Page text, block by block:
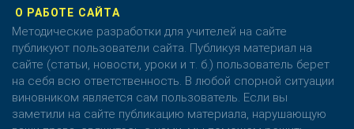
О РАБОТЕ САЙТА
Методические разработки для учителей на сайте
публикуют пользователи сайта. Публикуя материал на
сайте (статьи, новости, уроки и т. б.) пользователь берет
на себя всю ответственность. В любой спорной ситуации
виновником является сам пользователь. Если вы
заметили на сайте публикацию материала, нарушающую